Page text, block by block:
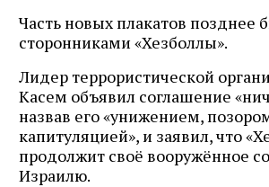
Часть новых плакатов позднее
сторонниками «Хезболлы».
Лидер террористической
Касем объявил соглашение
назвав его «унижением,
капитуляцией», и заявил, что
продолжит своё вооружённое
Израилю.